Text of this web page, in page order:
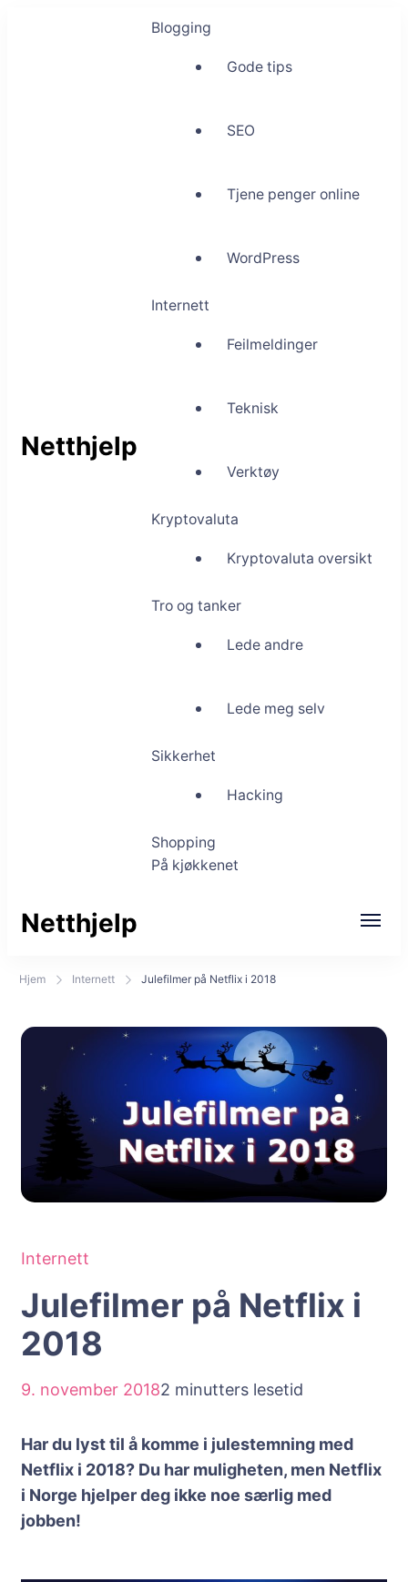
Netthjelp
Blogging
Gode tips
SEO
Tjene penger online
WordPress
Internett
Feilmeldinger
Teknisk
Verktøy
Kryptovaluta
Kryptovaluta oversikt
Tro og tanker
Lede andre
Lede meg selv
Sikkerhet
Hacking
Shopping
På kjøkkenet
Netthjelp
Hjem Internett Julefilmer på Netflix i 2018
Internett
Julefilmer på Netflix i
2018
9. november 20182 minutters lesetid
Har du lyst til å komme i julestemning med
Netflix i 2018? Du har muligheten, men Netflix
i Norge hjelper deg ikke noe særlig med
jobben!